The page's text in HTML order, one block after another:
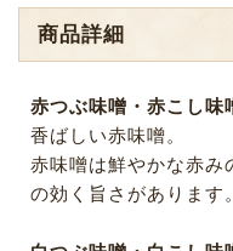
商品詳細
赤つぶ味噌・赤こし味
香ばしい赤味噌。
赤味噌は鮮やかな赤み
の効く旨さがあります。